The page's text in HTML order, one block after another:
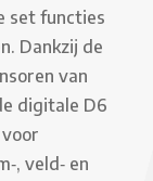
set functies
Dankzij de
van
digitale D6
veld‑ en